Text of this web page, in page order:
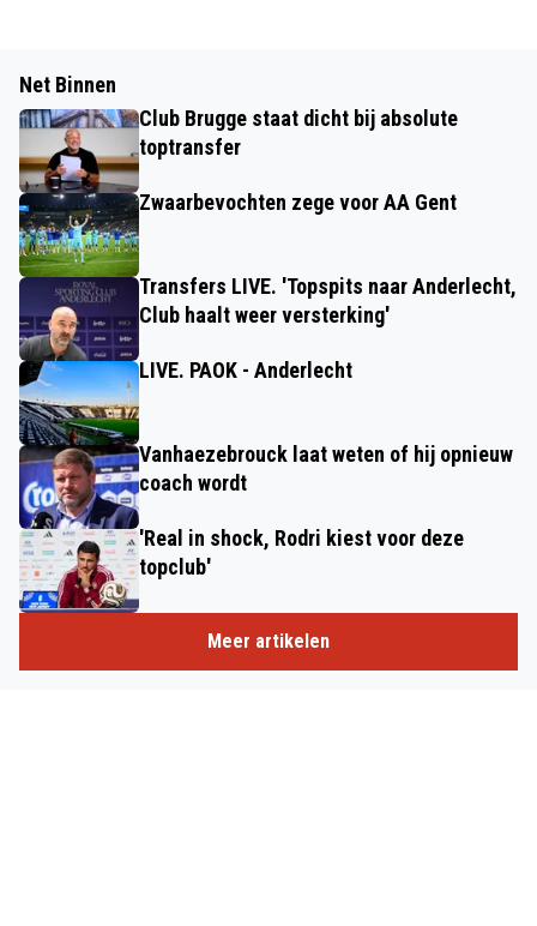
Net Binnen
Club Brugge staat dicht bij absolute
toptransfer
Zwaarbevochten zege voor AA Gent
Transfers LIVE. 'Topspits naar Anderlecht,
Club haalt weer versterking'
LIVE. PAOK - Anderlecht
Vanhaezebrouck laat weten of hij opnieuw
coach wordt
'Real in shock, Rodri kiest voor deze
topclub'
Meer artikelen